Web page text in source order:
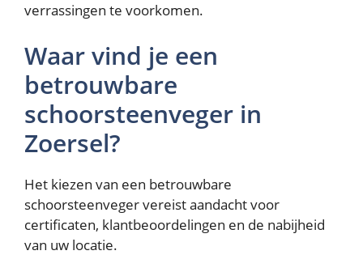
verrassingen te voorkomen.
Waar vind je een
betrouwbare
schoorsteenveger in
Zoersel?
Het kiezen van een betrouwbare
schoorsteenveger vereist aandacht voor
certificaten, klantbeoordelingen en de nabijheid
van uw locatie.